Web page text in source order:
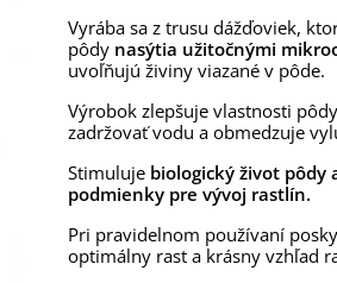
Vyrába sa z trusu dážďoviek,
pôdy nasýtia užitočnými
uvoľňujú živiny viazané v pôde.
Výrobok zlepšuje vlastnosti
zadržovať vodu a obmedzuje
Stimuluje biologický život pôdy
podmienky pre vývoj rastlín.
Pri pravidelnom používaní
optimálny rast a krásny vzhľad